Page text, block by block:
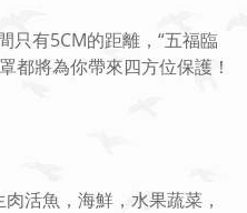
只有5CM的距離，“五福臨
都將為你帶來四方位保護！
活魚，海鮮，水果蔬菜，